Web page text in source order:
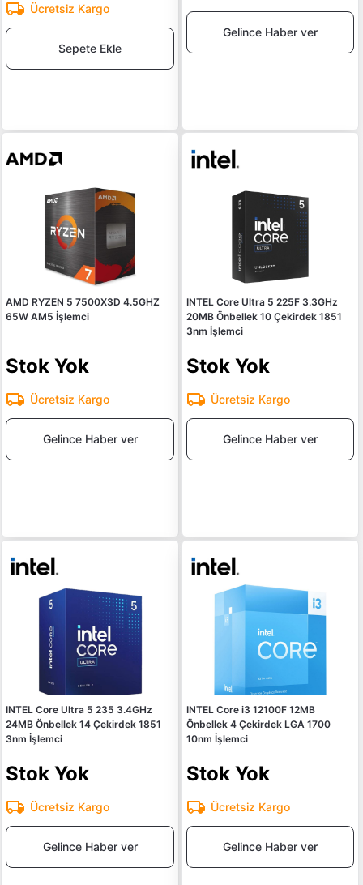
Ücretsiz Kargo
Sepete Ekle
Gelince Haber ver
AMD RYZEN 5 7500X3D 4.5GHZ
65W AM5 İşlemci
Stok Yok
Ücretsiz Kargo
Gelince Haber ver
INTEL Core Ultra 5 225F 3.3GHz
20MB Önbellek 10 Çekirdek 1851
3nm İşlemci
Stok Yok
Ücretsiz Kargo
Gelince Haber ver
INTEL Core Ultra 5 235 3.4GHz
24MB Önbellek 14 Çekirdek 1851
3nm İşlemci
Stok Yok
Ücretsiz Kargo
Gelince Haber ver
INTEL Core i3 12100F 12MB
Önbellek 4 Çekirdek LGA 1700
10nm İşlemci
Stok Yok
Ücretsiz Kargo
Gelince Haber ver